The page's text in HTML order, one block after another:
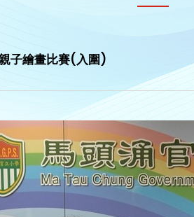
子繪畫比賽(入圍)